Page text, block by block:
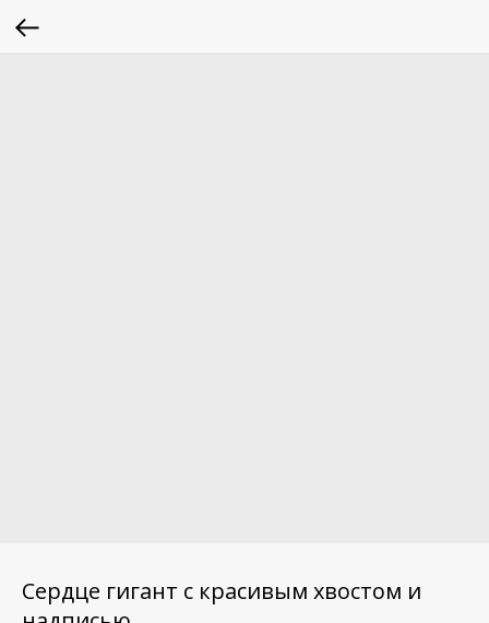
Сердце гигант с красивым хвостом и